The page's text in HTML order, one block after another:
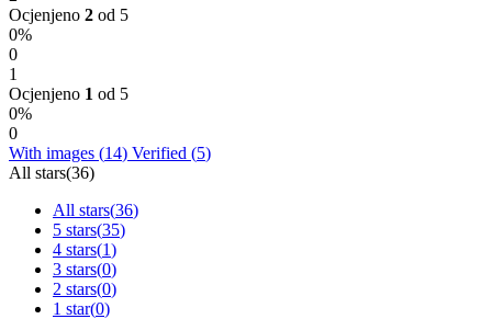
Ocjenjeno 2 od 5
0%
0
1
Ocjenjeno 1 od 5
0%
0
With images (14) Verified (5)
All stars(36)
All stars(36)
5 stars(35)
4 stars(1)
3 stars(0)
2 stars(0)
1 star(0)